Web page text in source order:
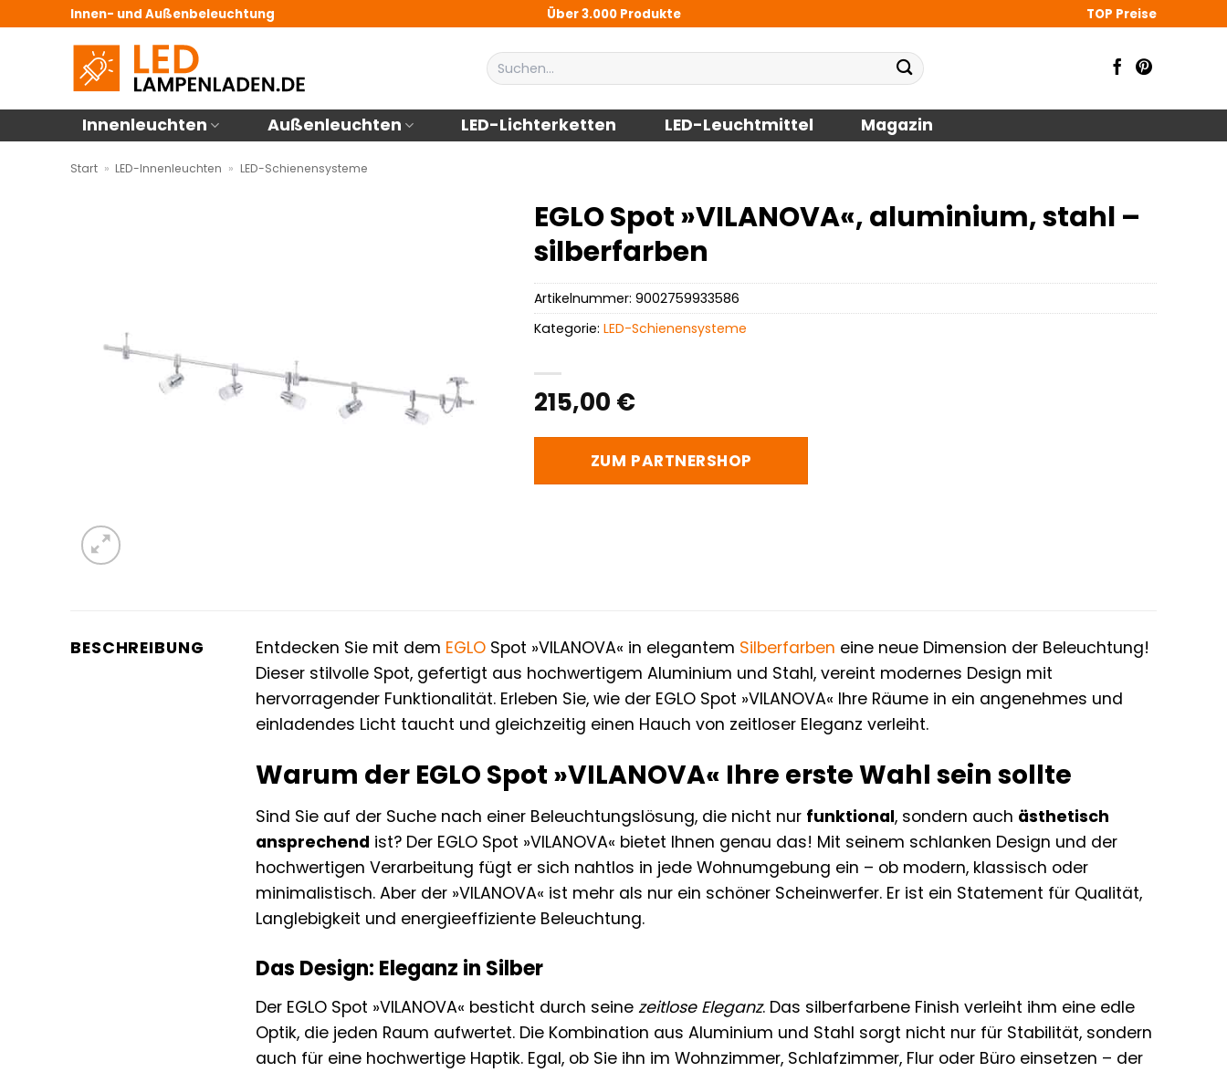
Innen- und Außenbeleuchtung Über 3.000 Produkte TOP Preise
Suchen
nach:
Innenleuchten Außenleuchten LED-Lichterketten LED-Leuchtmittel Magazin
Start » LED-Innenleuchten » LED-Schienensysteme
EGLO Spot »VILANOVA«, aluminium, stahl –
silberfarben
215,00 €
ZUM PARTNERSHOP
Artikelnummer:9002759933586
Kategorie:LED-Schienensysteme
BESCHREIBUNG Entdecken Sie mit dem EGLO Spot »VILANOVA« in elegantem Silberfarben eine neue Dimension der Beleuchtung!
Dieser stilvolle Spot, gefertigt aus hochwertigem Aluminium und Stahl, vereint modernes Design mit
hervorragender Funktionalität. Erleben Sie, wie der EGLO Spot »VILANOVA« Ihre Räume in ein angenehmes und
einladendes Licht taucht und gleichzeitig einen Hauch von zeitloser Eleganz verleiht.
Warum der EGLO Spot »VILANOVA« Ihre erste Wahl sein sollte
Sind Sie auf der Suche nach einer Beleuchtungslösung, die nicht nur funktional, sondern auch ästhetisch
ansprechend ist? Der EGLO Spot »VILANOVA« bietet Ihnen genau das! Mit seinem schlanken Design und der
hochwertigen Verarbeitung fügt er sich nahtlos in jede Wohnumgebung ein – ob modern, klassisch oder
minimalistisch. Aber der »VILANOVA« ist mehr als nur ein schöner Scheinwerfer. Er ist ein Statement für Qualität,
Langlebigkeit und energieeffiziente Beleuchtung.
Das Design: Eleganz in Silber
Der EGLO Spot »VILANOVA« besticht durch seinezeitlose Eleganz. Das silberfarbene Finish verleiht ihm eine edle
Optik, die jeden Raum aufwertet. Die Kombination aus Aluminium und Stahl sorgt nicht nur für Stabilität, sondern
auch für eine hochwertige Haptik. Egal, ob Sie ihn im Wohnzimmer, Schlafzimmer, Flur oder Büro einsetzen – der